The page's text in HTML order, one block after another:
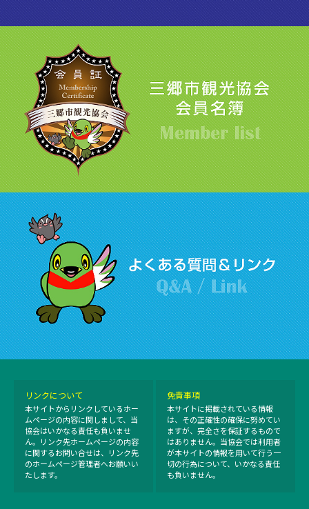
リンクについて
本サイトからリンクしているホー
ムページの内容に関しまして、当
協会はいかなる責任も負いませ
ん。リンク先ホームページの内容
に関するお問い合せは、リンク先
のホームページ管理者へお願いい
たします。
免責事項
本サイトに掲載されている情報
は、その正確性の確保に努めてい
ますが、完全さを保証するもので
はありません。当協会では利用者
が本サイトの情報を用いて行う一
切の行為について、いかなる責任
も負いません。